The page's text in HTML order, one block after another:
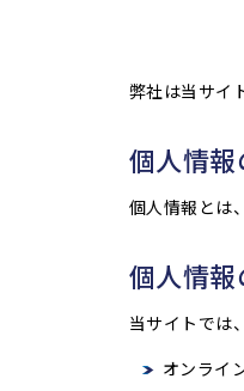
弊社は当サイ
個人情
個人情報とは
個人情
当サイトでは
オンライ